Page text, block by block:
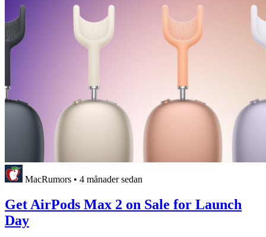
MacRumors • 4 månader sedan
Get AirPods Max 2 on Sale for Launch
Day